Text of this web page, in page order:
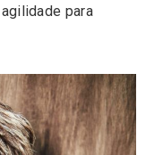
para